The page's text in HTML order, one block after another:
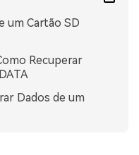
um Cartão SD
Recuperar
Dados de um